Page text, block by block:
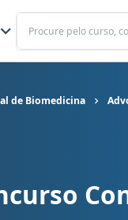
Buscar
de Biomedicina
Federal de